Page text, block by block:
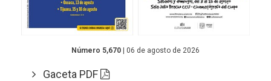
Número 5,670 | 06 de agosto de 2026
Gaceta PDF